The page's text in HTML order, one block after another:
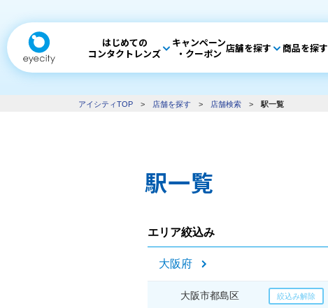
はじめての
コンタクトレンズ
キャンペーン
・クーポン 店舗を探す 商品を探す
アイシティTOP > 店舗を探す > 店舗検索 > 駅一覧
駅一覧
エリア絞込み
大阪府
大阪市都島区